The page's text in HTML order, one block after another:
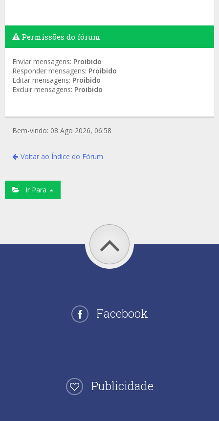
Permissões do fórum
Enviar mensagens: Proibido
Responder mensagens: Proibido
Editar mensagens: Proibido
Excluir mensagens: Proibido
Bem-vindo: 08 Ago 2026, 06:58
Voltar ao Índice do Fórum
Ir Para
Facebook
Publicidade